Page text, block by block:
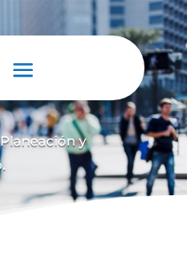
Planeación y